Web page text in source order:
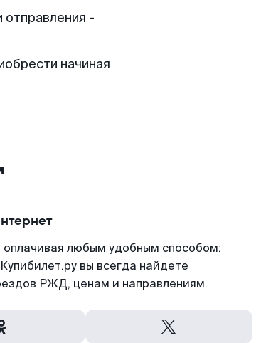
-
начиная
любым удобным способом:
вы всегда найдете
РЖД, ценам и направлениям.